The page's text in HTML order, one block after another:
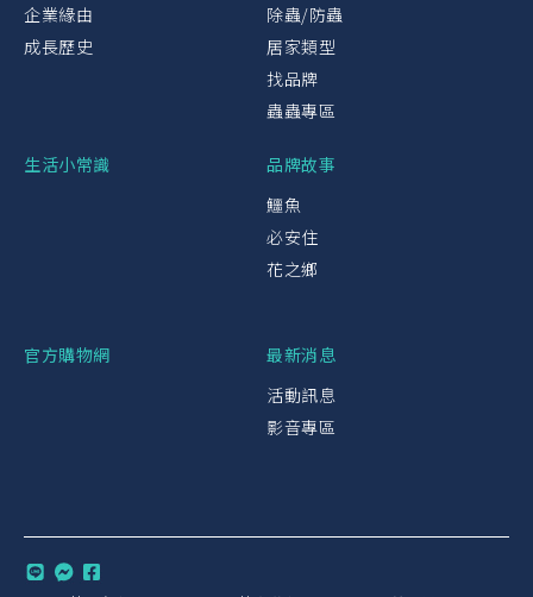
企業緣由
成長歷史
除蟲/防蟲
居家類型
找品牌
蟲蟲專區
生活小常識
品牌故事
鱷魚
必安住
花之鄉
官方購物網
最新消息
活動訊息
影音專區